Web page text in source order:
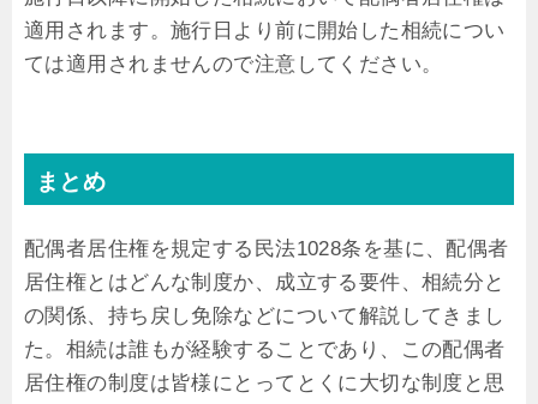
適用されます。施行日より前に開始した相続につい
ては適用されませんので注意してください。
まとめ
配偶者居住権を規定する民法1028条を基に、配偶者
居住権とはどんな制度か、成立する要件、相続分と
の関係、持ち戻し免除などについて解説してきまし
た。相続は誰もが経験することであり、この配偶者
居住権の制度は皆様にとってとくに大切な制度と思